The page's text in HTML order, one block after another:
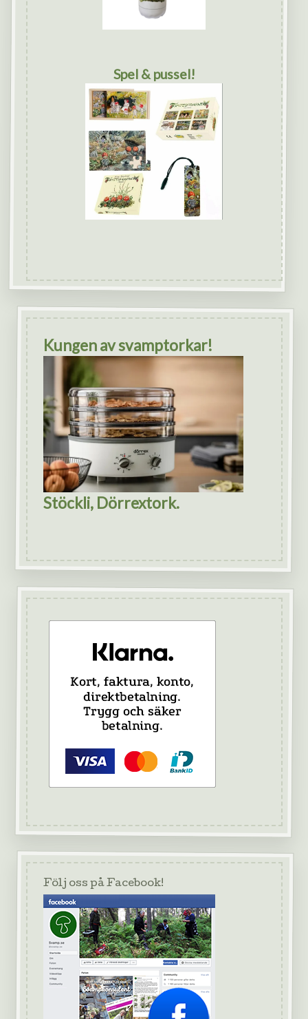
Spel & pussel!
Kungen av svamptorkar!
Stöckli, Dörrextork.
Följ oss på Facebook!